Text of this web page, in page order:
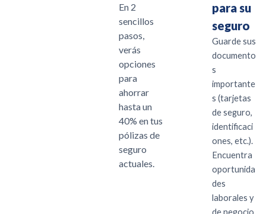
En 2
sencillos
pasos,
verás
opciones
para
ahorrar
hasta un
40% en tus
pólizas de
seguro
actuales.
para su
seguro
Guarde sus
documento
s
importante
s (tarjetas
de seguro,
identificaci
ones, etc.).
Encuentra
oportunida
des
laborales y